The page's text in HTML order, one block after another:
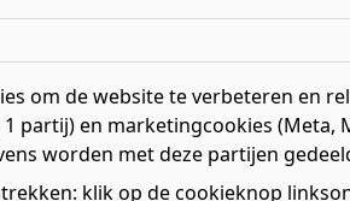
op
om de website te verbeteren en
partij) en marketingcookies (Meta,
worden met deze partijen
klik op de cookieknop